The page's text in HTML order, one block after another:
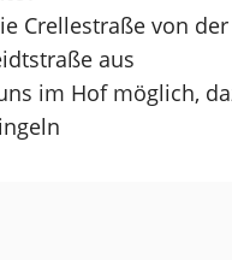
Crellestraße von der
aus
im Hof möglich,